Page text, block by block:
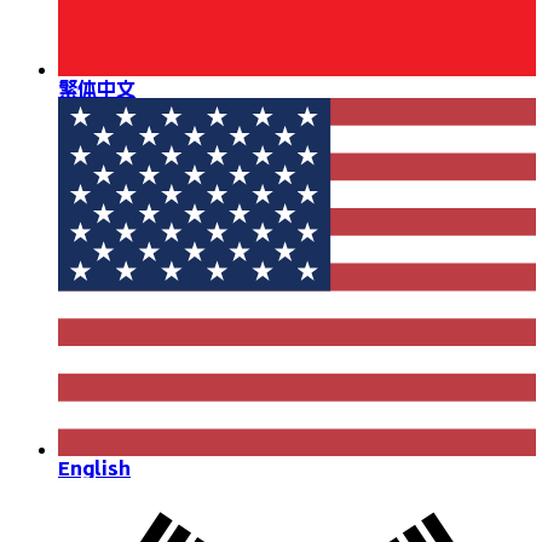
繁体中文
English